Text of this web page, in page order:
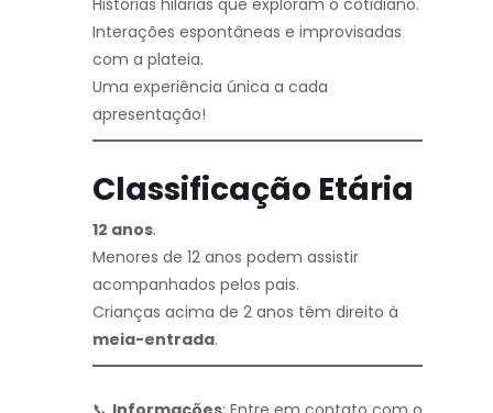
Histórias hilárias que exploram o cotidiano.
Interações espontâneas e improvisadas
com a plateia.
Uma experiência única a cada
apresentação!
Classificação Etária
12 anos.
Menores de 12 anos podem assistir
acompanhados pelos pais.
Crianças acima de 2 anos têm direito à
meia-entrada.